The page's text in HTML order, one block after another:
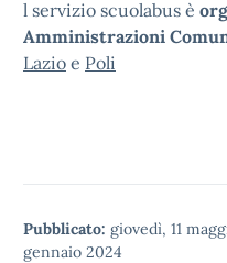
l servizio scuolabus è
Amministrazioni
Lazio e Poli
Pubblicato: giovedì, 11
gennaio 2024